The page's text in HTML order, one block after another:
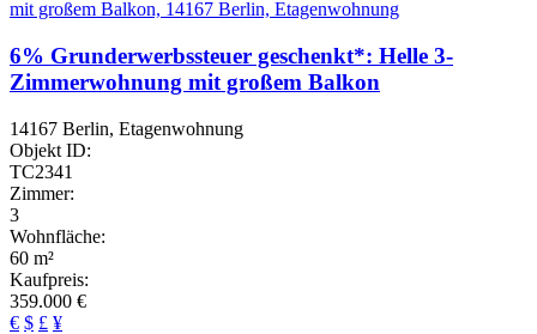
6% Grunderwerbssteuer geschenkt*: Helle 3-
Zimmerwohnung mit großem Balkon
14167 Berlin, Etagenwohnung
Objekt ID:
TC2341
Zimmer:
3
Wohnfläche:
60 m²
Kaufpreis:
359.000 €
€ $ £ ¥